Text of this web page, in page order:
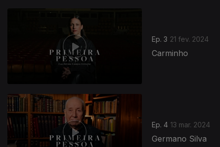
Ep. 3 21 fev. 2024
Carminho
Ep. 4 13 mar. 2024
Germano Silva